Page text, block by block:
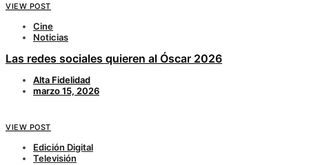
VIEW POST
Cine
Noticias
Las redes sociales quieren al Óscar 2026
Alta Fidelidad
marzo 15, 2026
VIEW POST
Edición Digital
Televisión